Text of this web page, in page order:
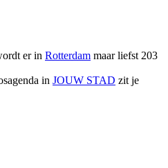
er in Rotterdam maar liefst 203
in JOUW STAD zit je